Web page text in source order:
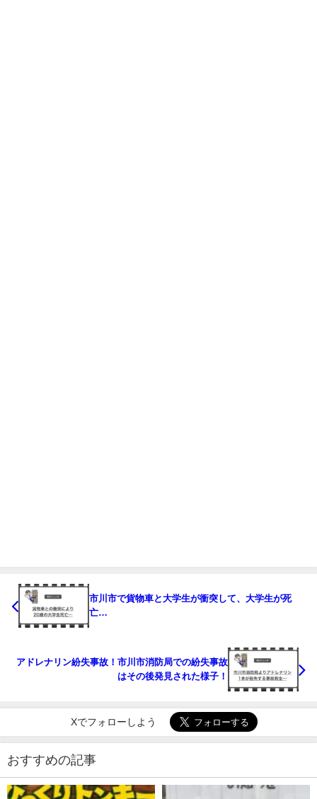
市川市で貨物車と大学生が衝突して、大学生が死
亡…
アドレナリン紛失事故！市川市消防局での紛失事故
はその後発見された様子！
Xでフォローしよう
おすすめの記事